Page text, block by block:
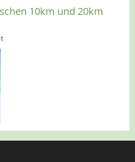
10km und 20km